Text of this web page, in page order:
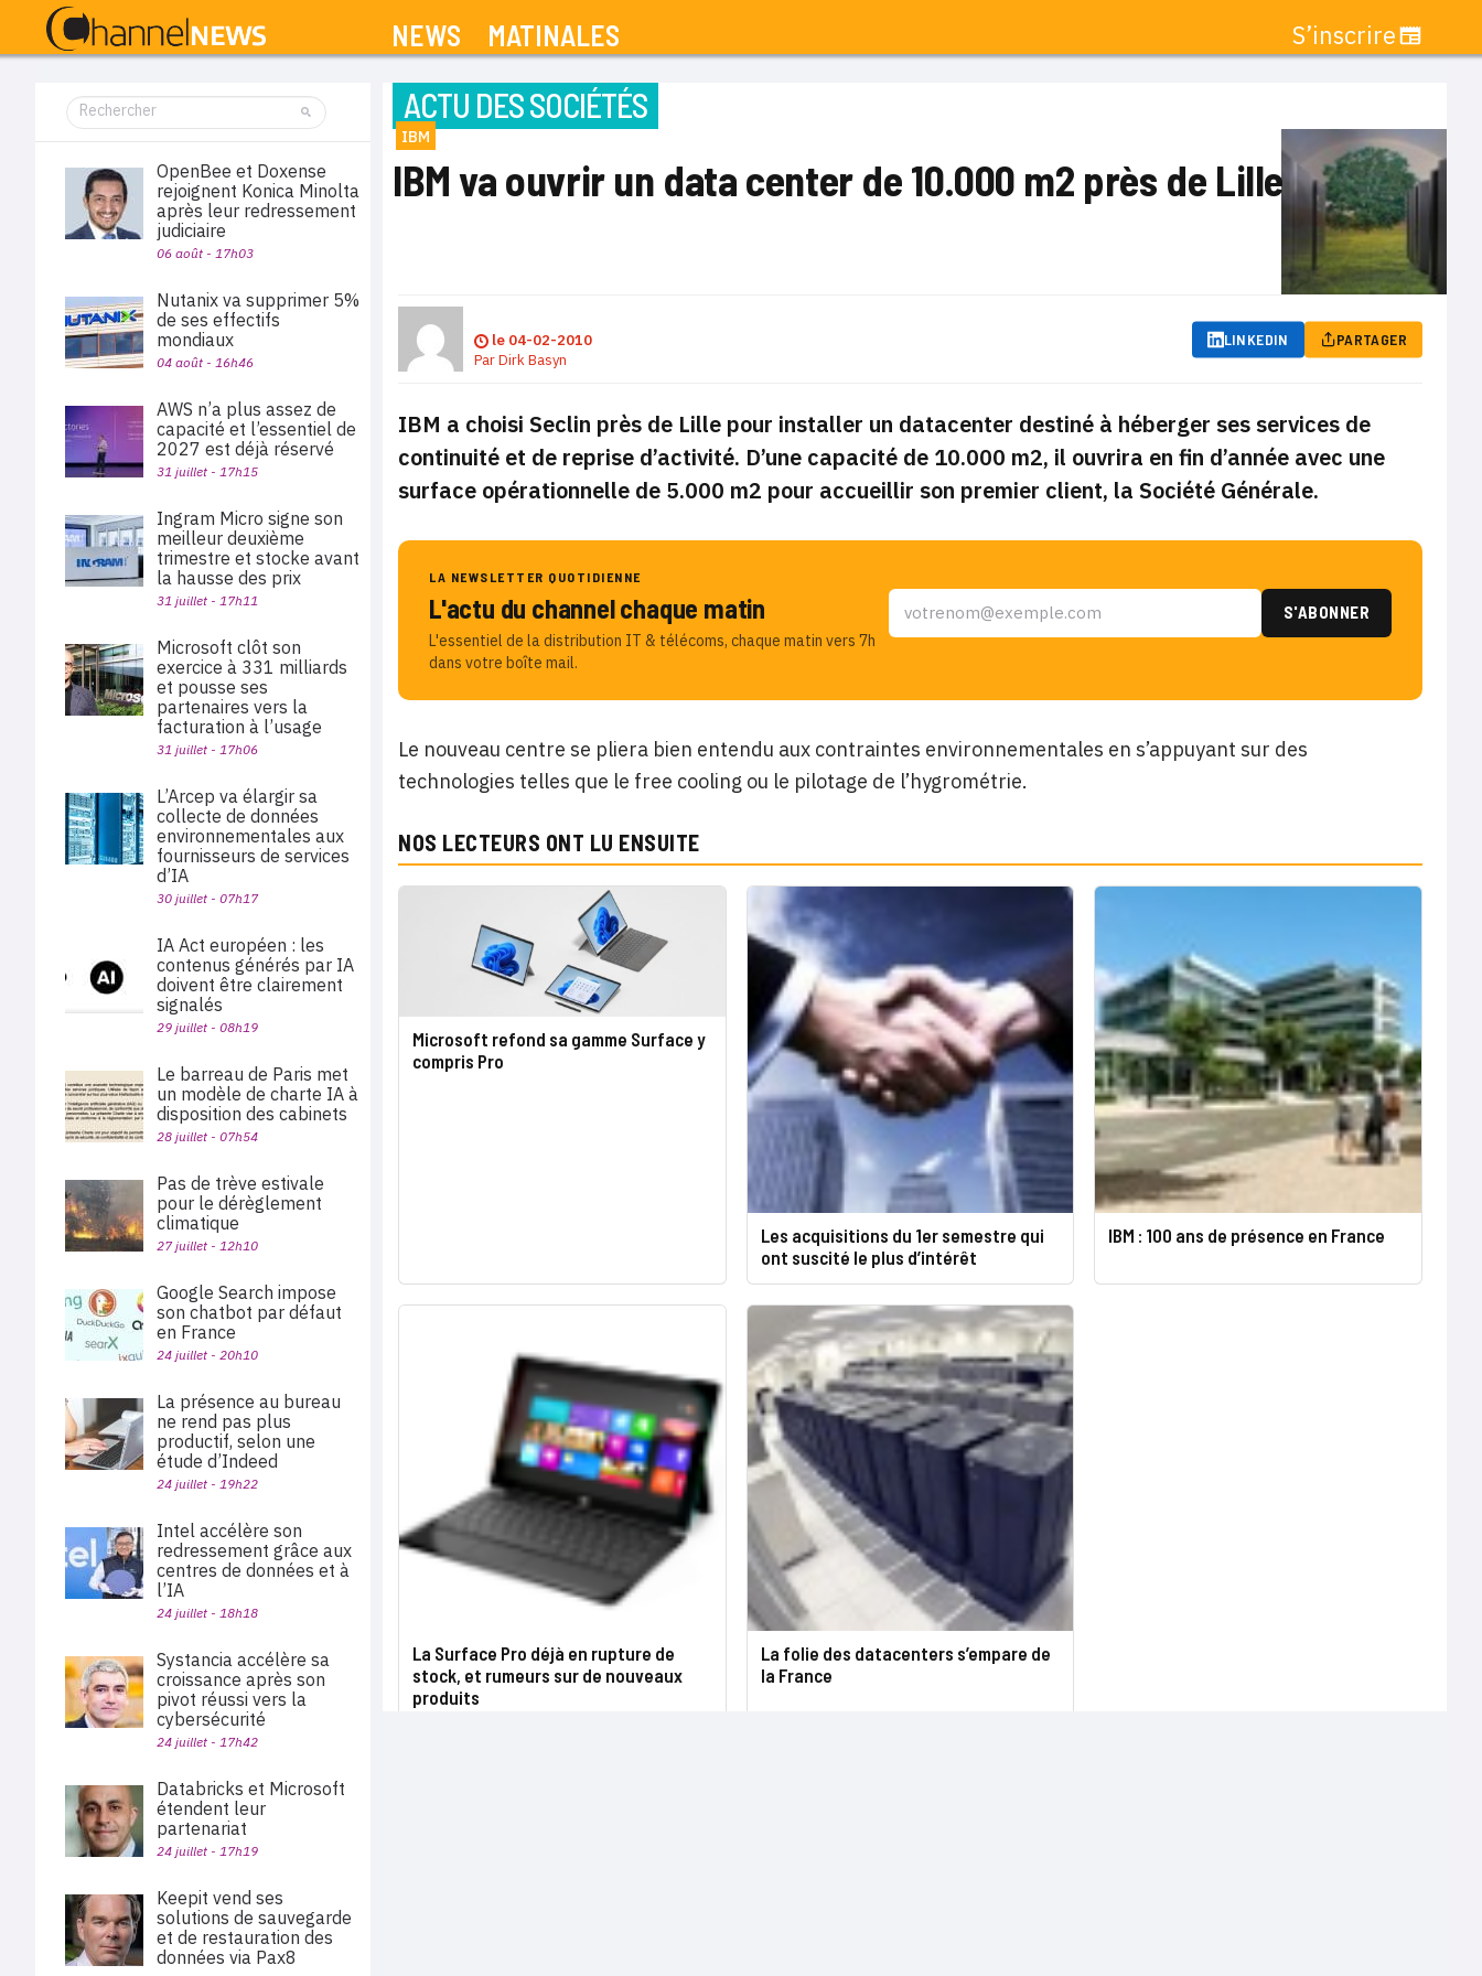
NEWS MATINALES S’inscrire
ACTU DES SOCIÉTÉS
IBM
IBM va ouvrir un data center de 10.000 m2 près de Lille
le 04-02-2010
ParDirk Basyn
LINKEDIN PARTAGER
IBM a choisi Seclin près de Lille pour installer un datacenter destiné à héberger ses services de
continuité et de reprise d’activité. D’une capacité de 10.000 m2, il ouvrira en fin d’année avec une
surface opérationnelle de 5.000 m2 pour accueillir son premier client, la Société Générale.
LA NEWSLETTER QUOTIDIENNE
L'actu du channel chaque matin
L'essentiel de la distribution IT & télécoms, chaque matin vers 7h
dans votre boîte mail.
Le nouveau centre se pliera bien entendu aux contraintes environnementales en s’appuyant sur des
technologies telles que le free cooling ou le pilotage de l’hygrométrie.
NOS LECTEURS ONT LU ENSUITE
Microsoft refond sa gamme Surface y
compris Pro
Les acquisitions du 1er semestre qui
ont suscité le plus d’intérêt
IBM : 100 ans de présence en France
La Surface Pro déjà en rupture de
stock, et rumeurs sur de nouveaux
produits
La folie des datacenters s’empare de
la France
OpenBee et Doxense
rejoignent Konica Minolta
après leur redressement
judiciaire
06 août - 17h03
Nutanix va supprimer 5%
de ses effectifs
mondiaux
04 août - 16h46
AWS n’a plus assez de
capacité et l’essentiel de
2027 est déjà réservé
31 juillet - 17h15
Ingram Micro signe son
meilleur deuxième
trimestre et stocke avant
la hausse des prix
31 juillet - 17h11
Microsoft clôt son
exercice à 331 milliards
et pousse ses
partenaires vers la
facturation à l’usage
31 juillet - 17h06
L’Arcep va élargir sa
collecte de données
environnementales aux
fournisseurs de services
d’IA
30 juillet - 07h17
IA Act européen : les
contenus générés par IA
doivent être clairement
signalés
29 juillet - 08h19
Le barreau de Paris met
un modèle de charte IA à
disposition des cabinets
28 juillet - 07h54
Pas de trève estivale
pour le dérèglement
climatique
27 juillet - 12h10
Google Search impose
son chatbot par défaut
en France
24 juillet - 20h10
La présence au bureau
ne rend pas plus
productif, selon une
étude d’Indeed
24 juillet - 19h22
Intel accélère son
redressement grâce aux
centres de données et à
l’IA
24 juillet - 18h18
Systancia accélère sa
croissance après son
pivot réussi vers la
cybersécurité
24 juillet - 17h42
Databricks et Microsoft
étendent leur
partenariat
24 juillet - 17h19
Keepit vend ses
solutions de sauvegarde
et de restauration des
données via Pax8